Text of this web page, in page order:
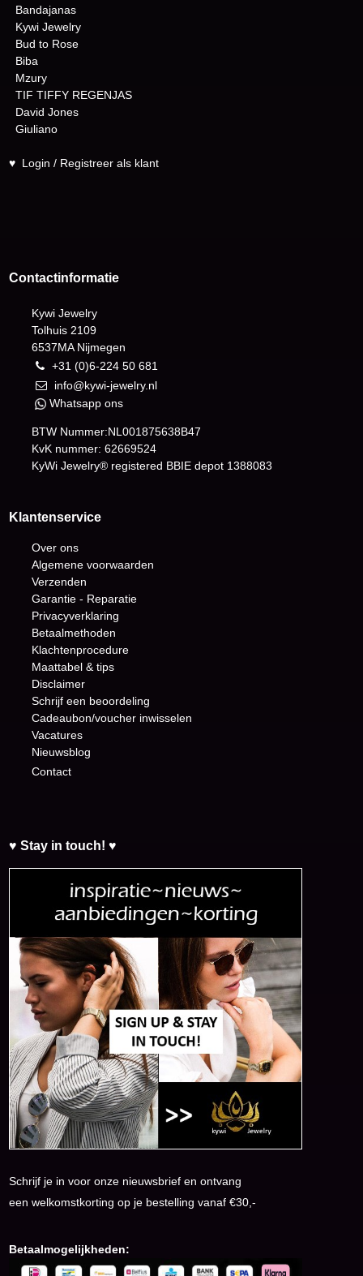
Bandajanas
Kywi Jewelry
Bud to Rose
Biba
Mzury
TIF TIFFY REGENJAS
David Jones
Giuliano
♥ Login / Registreer als klant
Contactinformatie
Kywi Jewelry
Tolhuis 2109
6537MA Nijmegen
+31 (0)6-224 50 681
info@kywi-jewelry.nl
Whatsapp ons
BTW Nummer:NL001875638B47
KvK nummer: 62669524
KyWi Jewelry® registered BBIE depot 1388083
Klantenservice
Over ons
Algemene voorwaarden
Verzenden
Garantie - Reparatie
Privacyverklaring
Betaalmethoden
Klachtenprocedure
Maattabel & tips
Disclaimer
Schrijf een beoordeling
Cadeaubon/voucher inwisselen
Vacatures
Nieuwsblog
Contact
♥ Stay in touch! ♥
Schrijf je in voor onze nieuwsbrief en ontvang
een welkomstkorting op je bestelling vanaf €30,-
Betaalmogelijkheden: